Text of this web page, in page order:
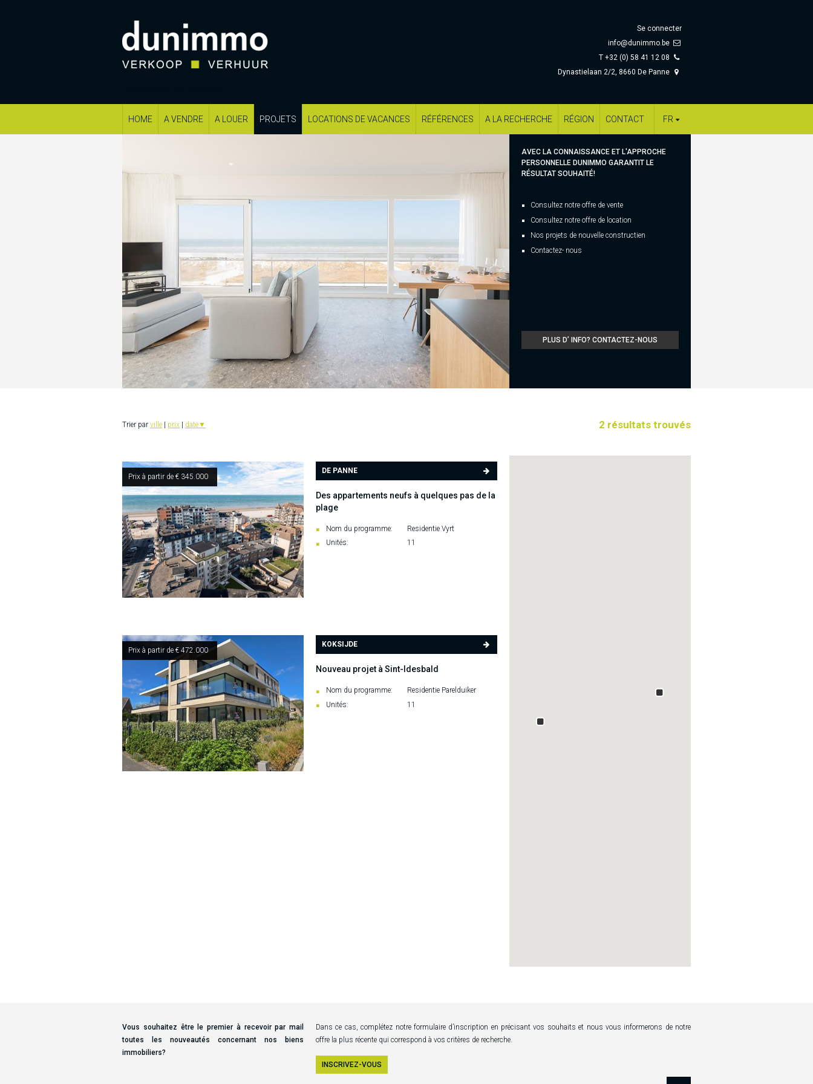
Se connecter
info@dunimmo.be
T +32 (0) 58 41 12 08
Dynastielaan 2/2, 8660 De Panne
HOME A VENDRE A LOUER PROJETS LOCATIONS DE VACANCES RÉFÉRENCES A LA RECHERCHE RÉGION CONTACT FR
AVEC LA CONNAISSANCE ET L'APPROCHE
PERSONNELLE DUNIMMO GARANTIT LE
RÉSULTAT SOUHAITÉ!
Consultez notre offre de vente
Consultez notre offre de location
Nos projets de nouvelle constructien
Contactez- nous
PLUS D’ INFO? CONTACTEZ-NOUS
Trier par ville prix date▼ 2 résultats trouvés
Prix à partir de € 345.000
DE PANNE
Des appartements neufs à quelques pas de la
plage
Nom du programme:
Residentie Vyrt
Unités:
11
Prix à partir de € 472.000
KOKSIJDE
Nouveau projet à Sint-Idesbald
Nom du programme:
Residentie Parelduiker
Unités:
11
Vous souhaitez être le premier à recevoir par mail
toutes les nouveautés concernant nos biens
immobiliers?
Dans ce cas, complétez notre formulaire d’inscription en précisant vos souhaits et nous vous informerons de notre
offre la plus récente qui correspond à vos critères de recherche.
INSCRIVEZ-VOUS